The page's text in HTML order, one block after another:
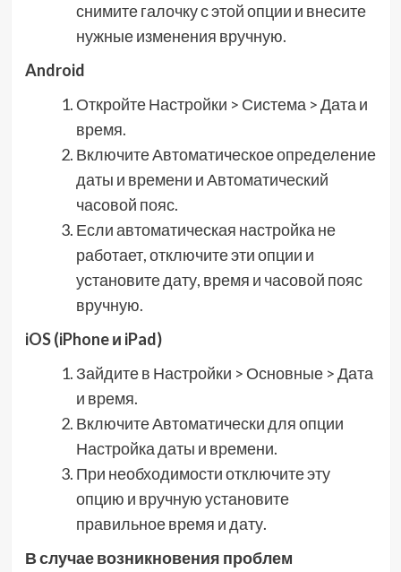
снимите галочку с этой опции и внесите
нужные изменения вручную.
Android
Откройте Настройки > Система > Дата и
время.
Включите Автоматическое определение
даты и времени и Автоматический
часовой пояс.
Если автоматическая настройка не
работает, отключите эти опции и
установите дату, время и часовой пояс
вручную.
iOS (iPhone и iPad)
Зайдите в Настройки > Основные > Дата
и время.
Включите Автоматически для опции
Настройка даты и времени.
При необходимости отключите эту
опцию и вручную установите
правильное время и дату.
В случае возникновения проблем